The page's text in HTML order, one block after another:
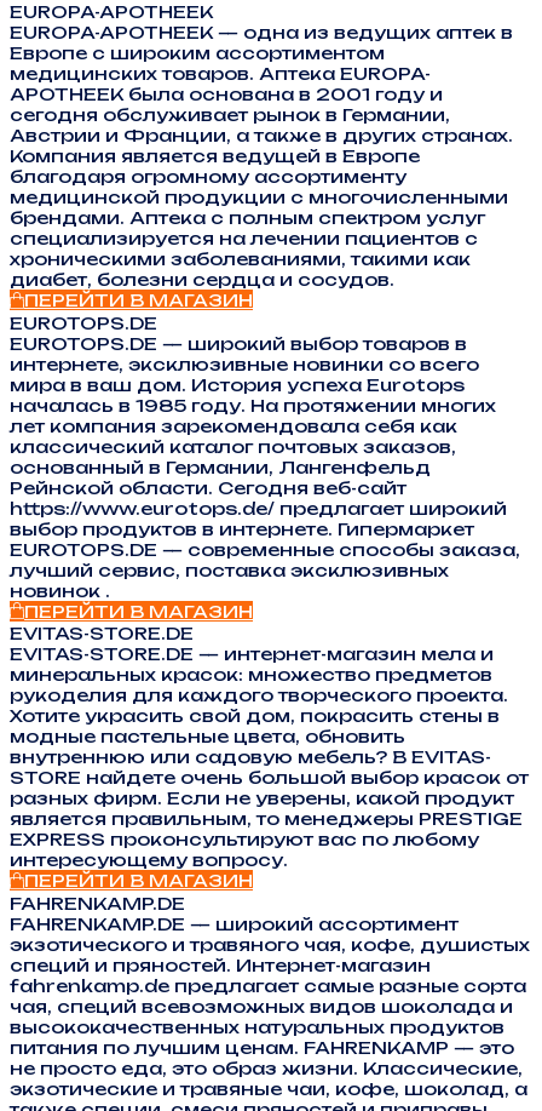
EUROPA-APOTHEEK
EUROPA-APOTHEEK — одна из ведущих аптек в
Европе с широким ассортиментом
медицинских товаров. Аптека EUROPA-
APOTHEEK была основана в 2001 году и
сегодня обслуживает рынок в Германии,
Австрии и Франции, а также в других странах.
Компания является ведущей в Европе
благодаря огромному ассортименту
медицинской продукции с многочисленными
брендами. Аптека с полным спектром услуг
специализируется на лечении пациентов с
хроническими заболеваниями, такими как
диабет, болезни сердца и сосудов.
ПЕРЕЙТИ В МАГАЗИН
EUROTOPS.DE
EUROTOPS.DE — широкий выбор товаров в
интернете, эксклюзивные новинки со всего
мира в ваш дом. История успеха Eurotops
началась в 1985 году. На протяжении многих
лет компания зарекомендовала себя как
классический каталог почтовых заказов,
основанный в Германии, Лангенфельд
Рейнской области. Сегодня веб-сайт
https://www.eurotops.de/ предлагает широкий
выбор продуктов в интернете. Гипермаркет
EUROTOPS.DE — современные способы заказа,
лучший сервис, поставка эксклюзивных
новинок .
ПЕРЕЙТИ В МАГАЗИН
EVITAS-STORE.DE
EVITAS-STORE.DE — интернет-магазин мела и
минеральных красок: множество предметов
рукоделия для каждого творческого проекта.
Хотите украсить свой дом, покрасить стены в
модные пастельные цвета, обновить
внутреннюю или садовую мебель? В EVITAS-
STORE найдете очень большой выбор красок от
разных фирм. Если не уверены, какой продукт
является правильным, то менеджеры PRESTIGE
EXPRESS проконсультируют вас по любому
интересующему вопросу.
ПЕРЕЙТИ В МАГАЗИН
FAHRENKAMP.DE
FAHRENKAMP.DE — широкий ассортимент
экзотического и травяного чая, кофе, душистых
специй и пряностей. Интернет-магазин
fahrenkamp.de предлагает самые разные сорта
чая, специй всевозможных видов шоколада и
высококачественных натуральных продуктов
питания по лучшим ценам. FAHRENKAMP — это
не просто еда, это образ жизни. Классические,
экзотические и травяные чаи, кофе, шоколад, а